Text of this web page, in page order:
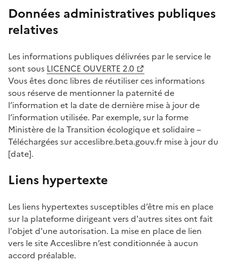
Données administratives publiques
relatives
Les informations publiques délivrées par le service le
sont sous LICENCE OUVERTE 2.0
Vous êtes donc libres de réutiliser ces informations
sous réserve de mentionner la paternité de
l’information et la date de dernière mise à jour de
l’information utilisée. Par exemple, sur la forme
Ministère de la Transition écologique et solidaire –
Téléchargées sur acceslibre.beta.gouv.fr mise à jour du
[date].
Liens hypertexte
Les liens hypertextes susceptibles d’être mis en place
sur la plateforme dirigeant vers d'autres sites ont fait
l'objet d'une autorisation. La mise en place de lien
vers le site Acceslibre n’est conditionnée à aucun
accord préalable.